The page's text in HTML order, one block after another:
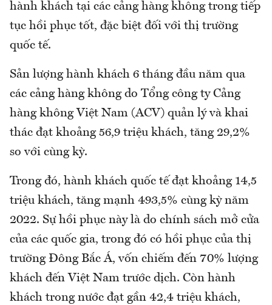
hành khách tại các cảng hàng không trong tiếp
tục hồi phục tốt, đặc biệt đối với thị trường
quốc tế.
Sản lượng hành khách 6 tháng đầu năm qua
các cảng hàng không do Tổng công ty Cảng
hàng không Việt Nam (ACV) quản lý và khai
thác đạt khoảng 56,9 triệu khách, tăng 29,2%
so với cùng kỳ.
Trong đó, hành khách quốc tế đạt khoảng 14,5
triệu khách, tăng mạnh 493,5% cùng kỳ năm
2022. Sự hồi phục này là do chính sách mở cửa
của các quốc gia, trong đó có hồi phục của thị
trường Đông Bắc Á, vốn chiếm đến 70% lượng
khách đến Việt Nam trước dịch. Còn hành
khách trong nước đạt gần 42,4 triệu khách,